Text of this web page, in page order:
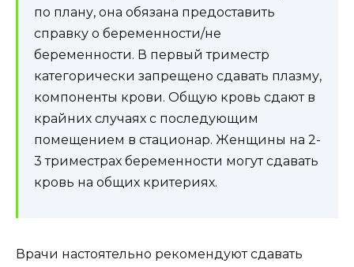
по плану, она обязана предоставить
справку о беременности/не
беременности. В первый триместр
категорически запрещено сдавать плазму,
компоненты крови. Общую кровь сдают в
крайних случаях с последующим
помещением в стационар. Женщины на 2-
3 триместрах беременности могут сдавать
кровь на общих критериях.
Врачи настоятельно рекомендуют сдавать